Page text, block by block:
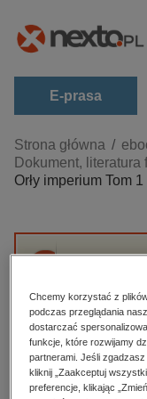
E-prasa
Kategorie
Zobacz wszystkie E-
biznesowe,
dzienniki
edukacja
hobby, sport,
komputery,
Strona główna
Dokument, literatura
Orły imperium Tom 1
Tom 1” nie
High-contrast mode
Polecane
Chcemy korzystać z
podczas przeglądania
dostarczać
funkcje, które rozwijamy
partnerami. Jeśli
kliknij „Zaakceptuj
preferencje, klikając